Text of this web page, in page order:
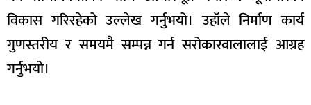
विकास गरिरहेको उल्लेख गर्नुभयो। उहाँले निर्माण कार्य
गुणस्तरीय र समयमै सम्पन्न गर्न सरोकारवालालाई आग्रह
गर्नुभयो।